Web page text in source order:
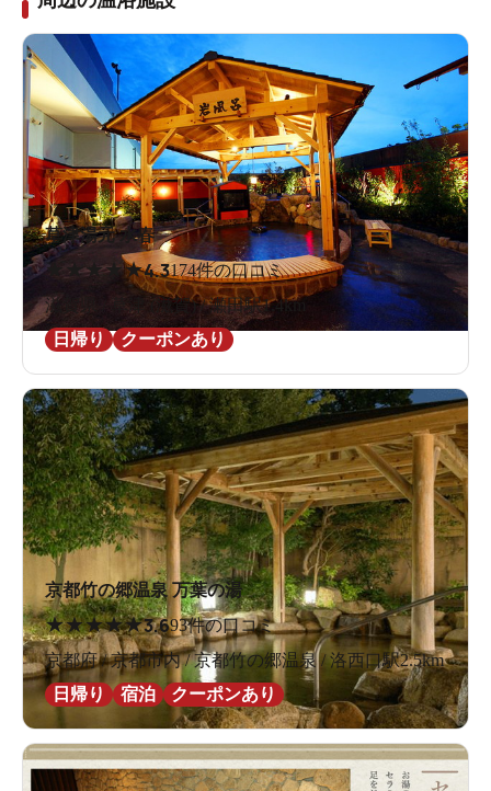
草津湯元 水春
★★★★★4.3174件の口コミ
滋賀県 / 草津 (滋賀) / 瀬田駅1.4km
日帰り
クーポンあり
京都竹の郷温泉 万葉の湯
★★★★★3.693件の口コミ
京都府 / 京都市内 / 京都竹の郷温泉 / 洛西口駅2.5km
日帰り
宿泊 クーポンあり